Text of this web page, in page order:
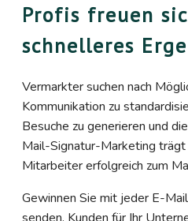
Profis freuen
schnelleres
Vermarkter suchen nach
Kommunikation zu
Besuche zu generieren und
Mail-Signatur-Marketing trägt
Mitarbeiter erfolgreich zum
Gewinnen Sie mit jeder E-